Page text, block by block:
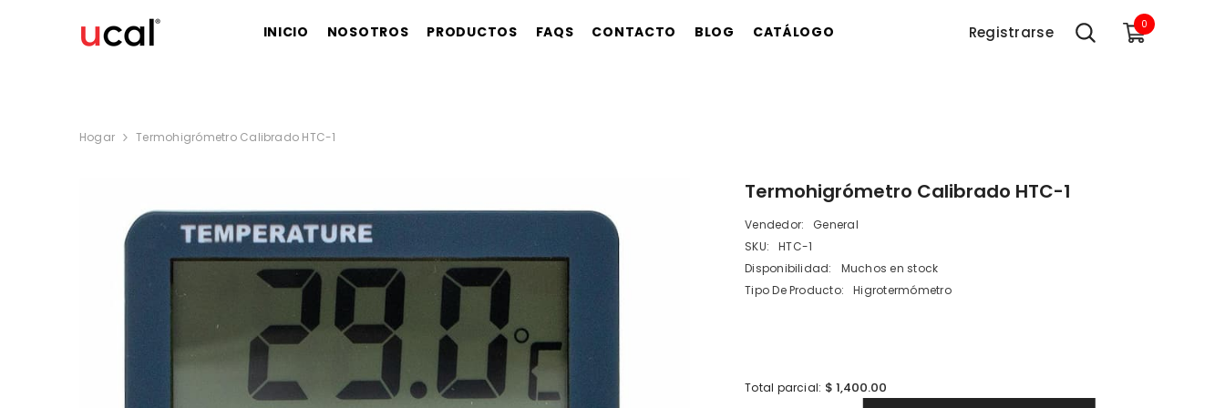
INICIO
NOSOTROS PRODUCTOS FAQS CONTACTO BLOG CATÁLOGO Registrarse 0 0
Hogar Termohigrómetro Calibrado HTC-1
Termohigrómetro Calibrado HTC-1
Vendedor:
General
SKU:
HTC-1
Disponibilidad:
Muchos en stock
Tipo De Producto:
Higrotermómetro
Total parcial: $ 1,400.00